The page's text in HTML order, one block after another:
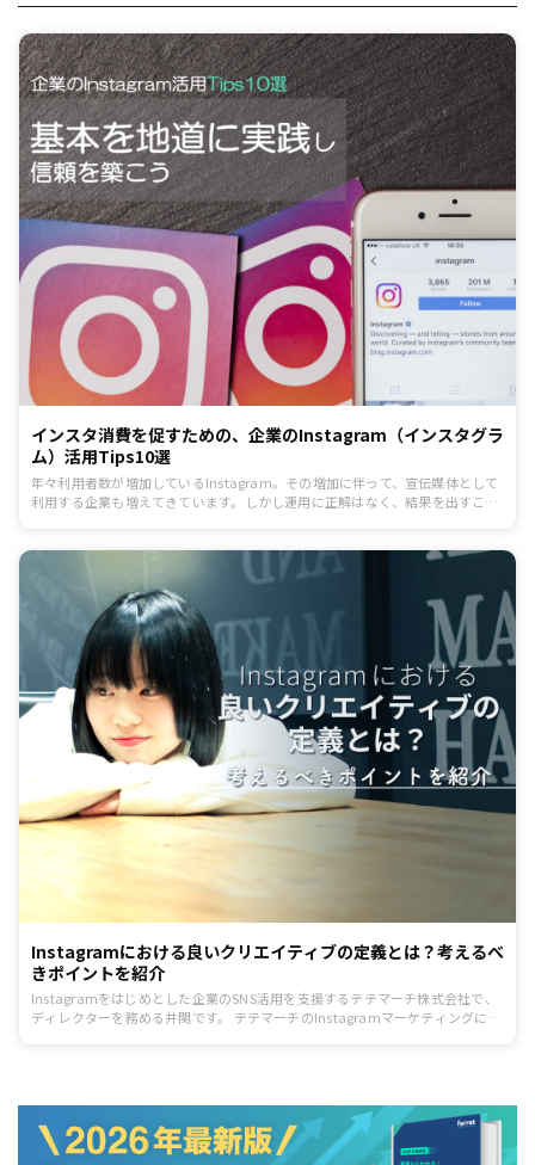
インスタ消費を促すための、企業のInstagram（インスタグラ
ム）活用Tips10選
年々利用者数が増加しているInstagram。その増加に伴って、宣伝媒体として
利用する企業も増えてきています。しかし運用に正解はなく、結果を出すこと
の10のTipsを元に、自社のアカウントをより魅力的に魅せるヒントにしてくだ
Instagramにおける良いクリエイティブの定義とは？考えるべ
きポイントを紹介
Instagramをはじめとした企業のSNS活用を支援するテテマーチ株式会社で、
ディレクターを務める井関です。 テテマーチのInstagramマーケティングにつ
ブ」は、どう考案していけばいいのでしょうか。一緒に考えていきましょう。